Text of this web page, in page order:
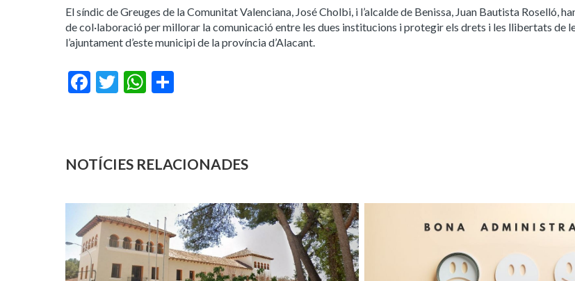
El síndic de Greuges de la Comunitat Valenciana, José Cholbi, i l’alcalde de Benissa, Juan Bautista Roselló,
de col·laboració per millorar la comunicació entre les dues institucions i protegir els drets i les llibertats de
l’ajuntament d’este municipi de la província d’Alacant.
Facebook
Twitter WhatsApp
NOTÍCIES RELACIONADES